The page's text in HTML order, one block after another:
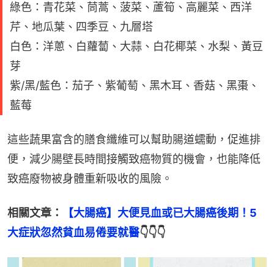
綠色：青花菜、茼蒿、菠菜、蘆筍、高麗菜、西洋
芹、地瓜葉、四季豆、九層塔
白色：洋蔥、白蘿蔔、大蒜、白花椰菜、水梨、黃豆
芽
紫/黑/藍色：茄子、紫葡萄、黑木耳、香菇、黑棗、
藍莓
這些蔬果富含的膳食纖維可以幫助腸道蠕動，促進排
便，減少腸壁長時間接觸致癌物質的機會，也能降低
致癌廢物被身體重新吸收的風險。
相關文章：
【大腸癌】大便見血或已大腸癌後期！5
大症狀忽然貧血易倦要就醫👇👇👇